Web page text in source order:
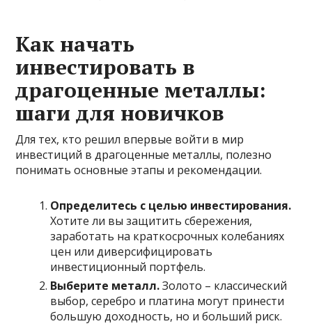
Как начать
инвестировать в
драгоценные металлы:
шаги для новичков
Для тех, кто решил впервые войти в мир
инвестиций в драгоценные металлы, полезно
понимать основные этапы и рекомендации.
Определитесь с целью инвестирования.
Хотите ли вы защитить сбережения,
заработать на краткосрочных колебаниях
цен или диверсифицировать
инвестиционный портфель.
Выберите металл.Золото – классический
выбор, серебро и платина могут принести
большую доходность, но и больший риск.